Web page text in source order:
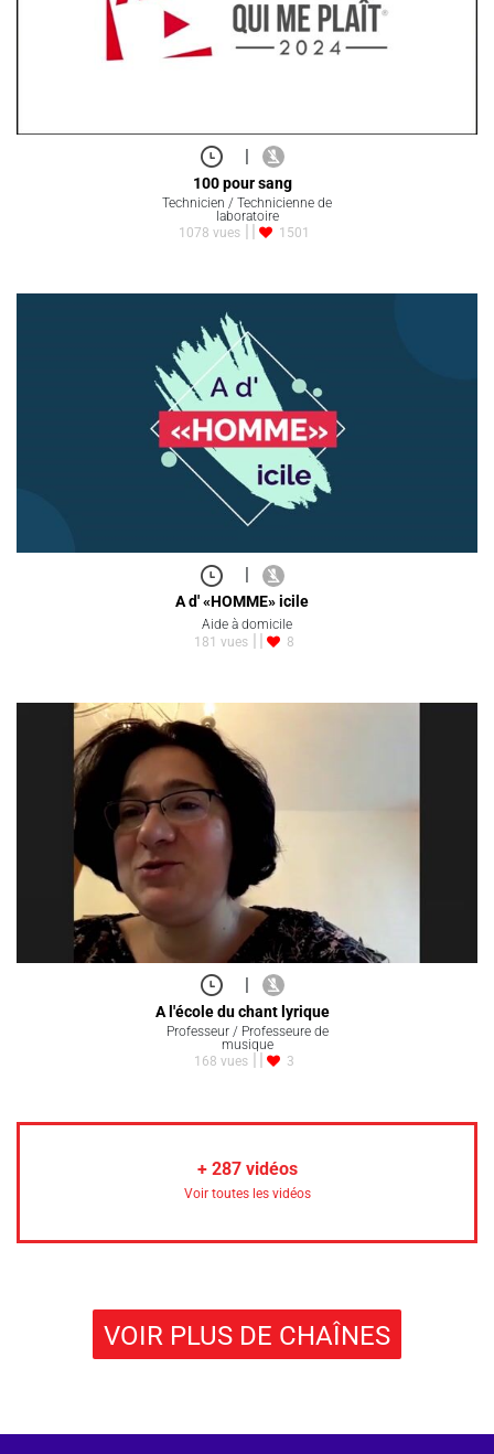
|
100 pour sang
Technicien / Technicienne de
laboratoire
1078 vues
1501
|
A d' «HOMME» icile
Aide à domicile
181 vues
8
|
A l'école du chant lyrique
Professeur / Professeure de
musique
168 vues
3
+ 287vidéos
Voir toutes les vidéos
VOIR PLUS DE CHAÎNES